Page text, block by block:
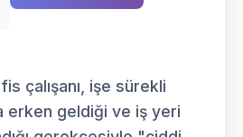
çalışanı, işe sürekli
erken geldiği ve iş yeri